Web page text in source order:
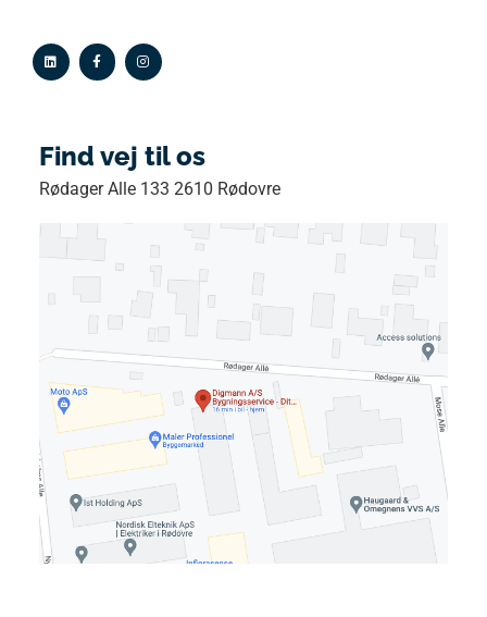
Find vej til os
Rødager Alle 133 2610 Rødovre